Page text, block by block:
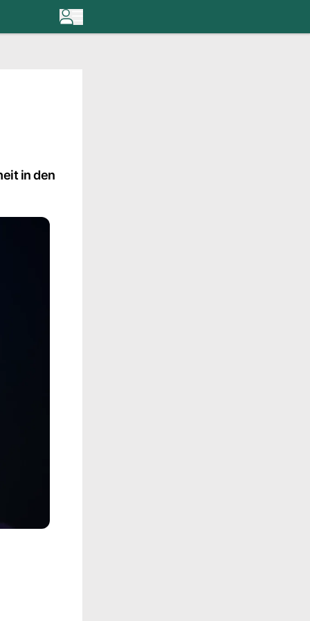
in den